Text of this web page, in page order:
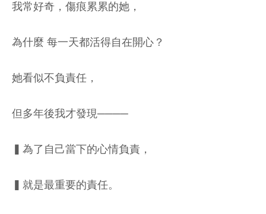
我常好奇，傷痕累累的她，
為什麼 每一天都活得自在開心？
她看似不負責任，
但多年後我才發現────
▍為了自己當下的心情負責，
▍就是最重要的責任。